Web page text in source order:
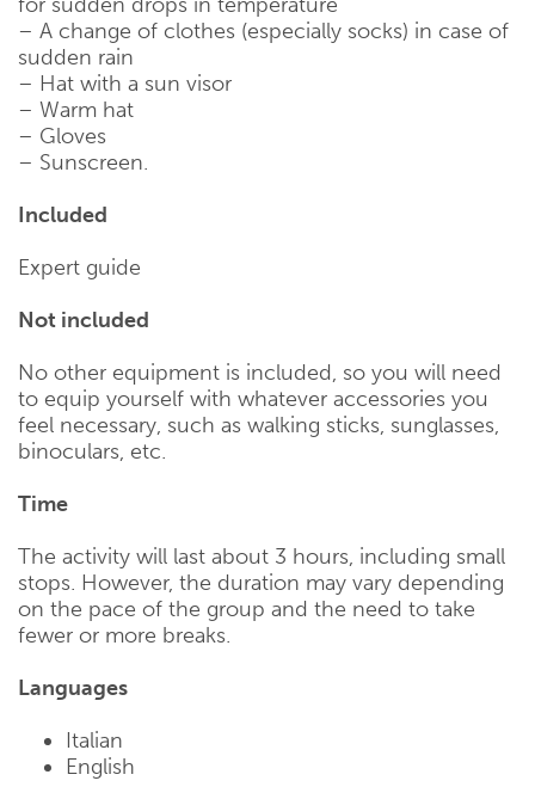
– A change of clothes (especially socks) in case of
sudden rain
– Hat with a sun visor
– Warm hat
– Gloves
– Sunscreen.
Included
Expert guide
Not included
No other equipment is included, so you will need
to equip yourself with whatever accessories you
feel necessary, such as walking sticks, sunglasses,
binoculars, etc.
Time
The activity will last about 3 hours, including small
stops. However, the duration may vary depending
on the pace of the group and the need to take
fewer or more breaks.
Languages
Italian
English